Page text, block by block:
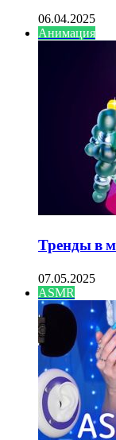
06.04.2025
Анимация
Тренды в
07.05.2025
ASMR